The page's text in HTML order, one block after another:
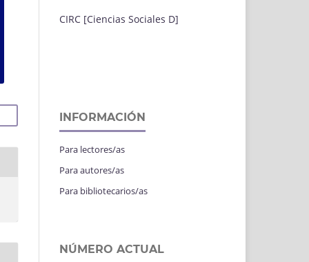
CIRC [Ciencias Sociales D]
INFORMACIÓN
Para lectores/as
Para autores/as
Para bibliotecarios/as
NÚMERO ACTUAL